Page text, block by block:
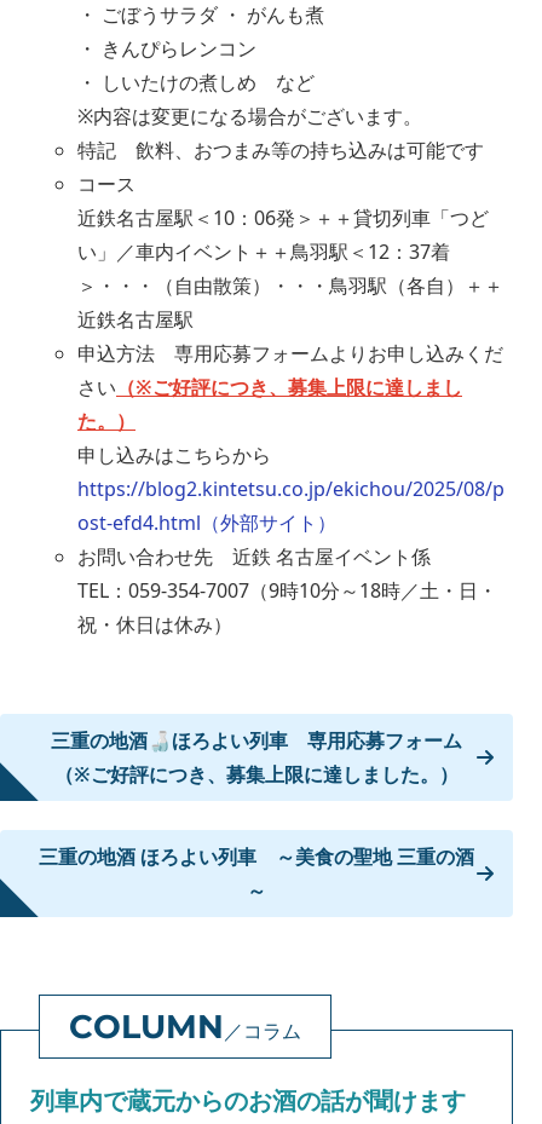
・ ごぼうサラダ ・ がんも煮
・ きんぴらレンコン
・ しいたけの煮しめ など
※内容は変更になる場合がございます。
特記 飲料、おつまみ等の持ち込みは可能です
コース
近鉄名古屋駅＜10：06発＞＋＋貸切列車「つど
い」／車内イベント＋＋鳥羽駅＜12：37着
＞・・・（自由散策）・・・鳥羽駅（各自）＋＋
近鉄名古屋駅
申込方法 専用応募フォームよりお申し込みくだ
さい （※ご好評につき、募集上限に達しまし
た。）
申し込みはこちらから
https://blog2.kintetsu.co.jp/ekichou/2025/08/p
ost-efd4.html（外部サイト）
お問い合わせ先 近鉄 名古屋イベント係
TEL：059-354-7007（9時10分～18時／土・日・
祝・休日は休み）
三重の地酒🍶ほろよい列車 専用応募フォーム
（※ご好評につき、募集上限に達しました。）
三重の地酒 ほろよい列車 ～美食の聖地 三重の酒
～
コラム
列車内で蔵元からのお酒の話が聞けます